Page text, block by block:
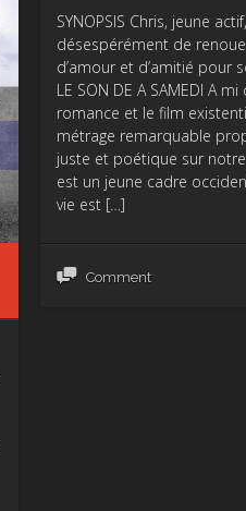
SYNOPSIS Chris, jeune
désespérément de
d’amour et d’amitié pour
LE SON DE A SAMEDI A
romance et le film
métrage remarquable
juste et poétique sur
est un jeune cadre
vie est […]
Comment